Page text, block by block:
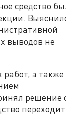
средство
выводов не
работ, а также
решение